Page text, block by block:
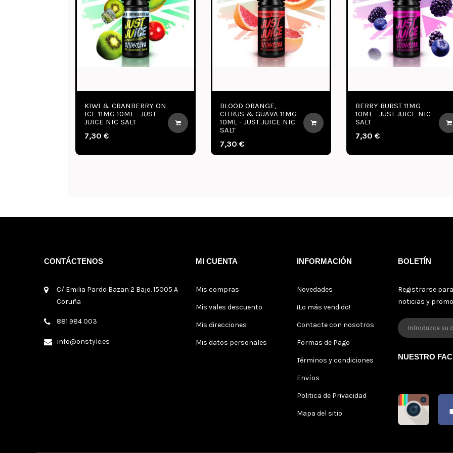
BERRY BURST 11MG
10ML - JUST JUICE NIC
SALT
TROPIKANIA 50ML -
FRUIZEE
16,95 €
SUNSET LOVER 50ML -
FRUIZEE
CONTÁCTENOS
C/ Emilia Pardo Bazan 2 Bajo. 15005 A
Coruña
881 984 003
info@onstyle.es
MI CUENTA
Mis compras
Mis vales descuento
Mis direcciones
Mis datos personales
INFORMACIÓN
Novedades
¡Lo más vendido!
Contacte con nosotros
Formas de Pago
Términos y condiciones
Envíos
Politica de Privacidad
Mapa del sitio
BOLETÍN
Registrarse
noticias y
NUESTRO